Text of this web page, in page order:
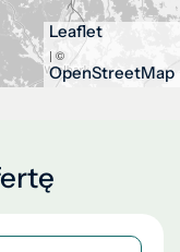
Leaflet
| ©
OpenStreetMap